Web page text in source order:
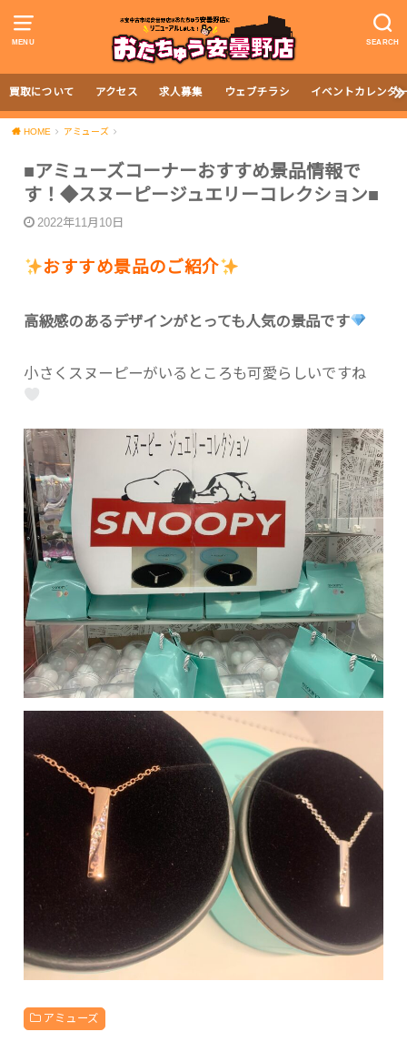
MENU SEARCH
買取について アクセス 求人募集 ウェブチラシ イベントカレンダ
HOME アミューズ
■アミューズコーナーおすすめ景品情報で
す！◆スヌーピージュエリーコレクション■
2022年11月10日
おすすめ景品のご紹介
高級感のあるデザインがとっても人気の景品です
小さくスヌーピーがいるところも可愛らしいですね
アミューズ